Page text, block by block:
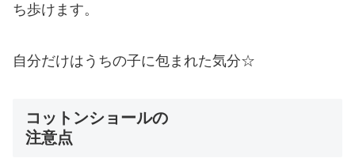
ち歩けます。
自分だけはうちの子に包まれた気分☆
コットンショールの
注意点